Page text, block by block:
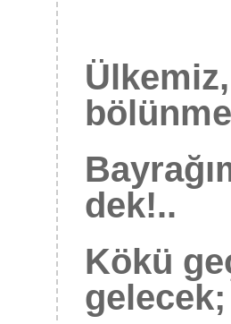
dek!..
Kökü
gelecek;